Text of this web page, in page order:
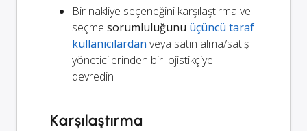
Bir nakliye seçeneğini karşılaştırma ve
seçme sorumluluğunu üçüncü taraf
kullanıcılardan veya satın alma/satış
yöneticilerinden bir lojistikçiye
devredin
Karşılaştırma